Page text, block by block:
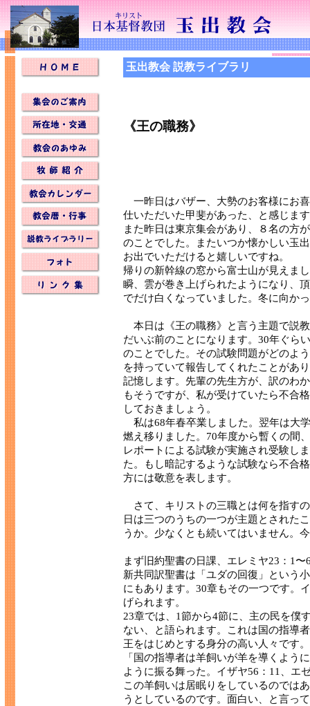
玉出教会 説教ライブラリ
《王の職務》
一昨日はバザー、大勢のお客様にお
仕いただいた甲斐があった、と感じま
また昨日は東京集会があり、８名の方
のことでした。またいつか懐かしい玉
お出でいただけると嬉しいですね。
帰りの新幹線の窓から富士山が見えま
瞬、雲が巻き上げられたようになり、
でだけ白くなっていました。冬に向か
本日は《王の職務》と言う主題で説
だいぶ前のことになります。30年ぐら
のことでした。その試験問題がどのよ
を持っていて報告してくれたことがあ
記憶します。先輩の先生方が、訳のわ
もそうですが、私が受けていたら不合
しておきましょう。
私は68年春卒業しました。翌年は大
燃え移りました。70年度から暫くの間
レポートによる試験が実施され受験し
た。もし暗記するような試験なら不合
方には敬意を表します。
さて、キリストの三職とは何を指す
日は三つのうちの一つが主題とされた
うか。少なくとも続いてはいません。
まず旧約聖書の日課、エレミヤ23：1
新共同訳聖書は「ユダの回復」という
にもあります。30章もその一つです。
げられます。
23章では、1節から4節に、主の民を僕
ない、と語られます。これは国の指導
王をはじめとする身分の高い人々です
「国の指導者は羊飼いが羊を導くよう
ように振る舞った。イザヤ56：11、エ
この羊飼いは居眠りをしているのでは
うとしているのです。面白い、と言っ